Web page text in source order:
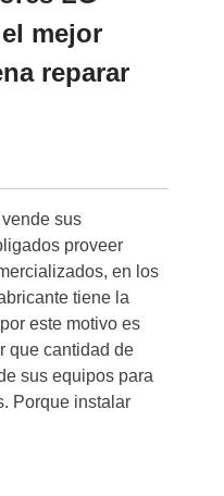
mejor
reparar
sus
proveer
en los
tiene la
este motivo es
que cantidad de
sus equipos para
Porque instalar